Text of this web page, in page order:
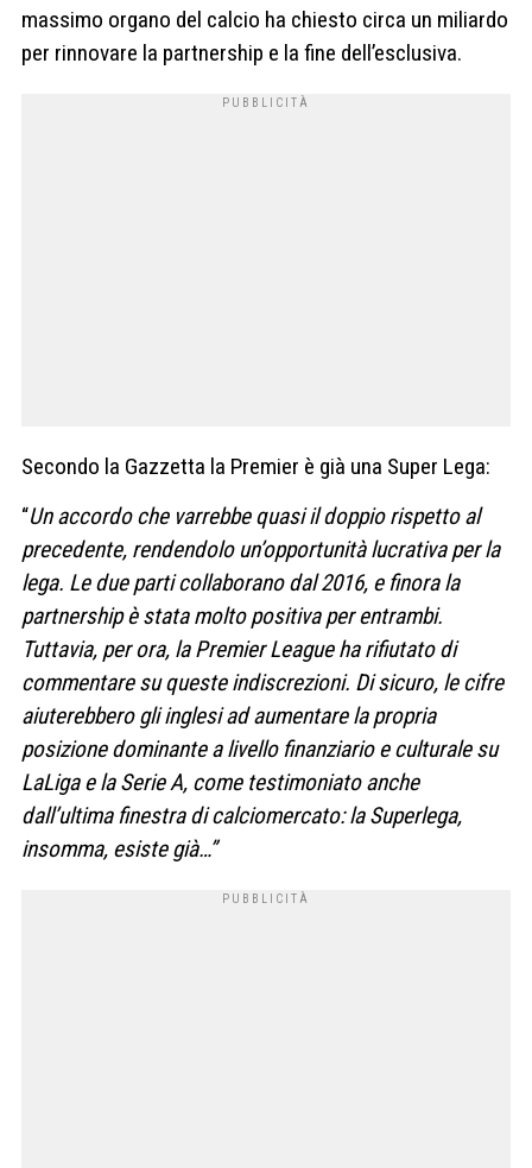
massimo organo del calcio ha chiesto circa un miliardo
per rinnovare la partnership e la fine dell’esclusiva.
Secondo la Gazzetta la Premier è già una Super Lega:
“Un accordo che varrebbe quasi il doppio rispetto al
precedente, rendendolo un’opportunità lucrativa per la
lega. Le due parti collaborano dal 2016, e finora la
partnership è stata molto positiva per entrambi.
Tuttavia, per ora, la Premier League ha rifiutato di
commentare su queste indiscrezioni. Di sicuro, le cifre
aiuterebbero gli inglesi ad aumentare la propria
posizione dominante a livello finanziario e culturale su
LaLiga e la Serie A, come testimoniato anche
dall’ultima finestra di calciomercato: la Superlega,
insomma, esiste già…”